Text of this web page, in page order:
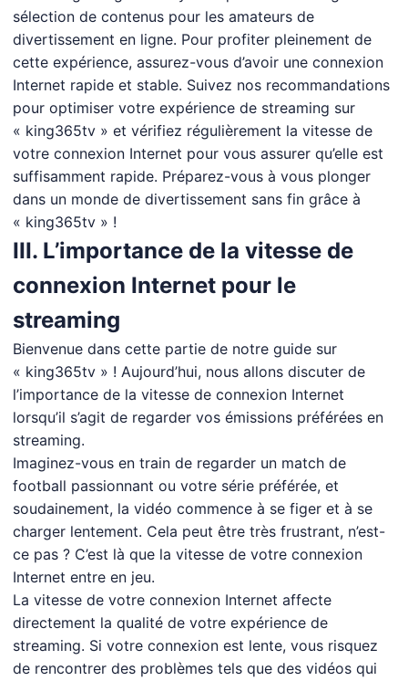
sélection de contenus pour les amateurs de
divertissement en ligne. Pour profiter pleinement de
cette expérience, assurez-vous d’avoir une connexion
Internet rapide et stable. Suivez nos recommandations
pour optimiser votre expérience de streaming sur
« king365tv » et vérifiez régulièrement la vitesse de
votre connexion Internet pour vous assurer qu’elle est
suffisamment rapide. Préparez-vous à vous plonger
dans un monde de divertissement sans fin grâce à
« king365tv » !
III. L’importance de la vitesse de
connexion Internet pour le
streaming
Bienvenue dans cette partie de notre guide sur
« king365tv » ! Aujourd’hui, nous allons discuter de
l’importance de la vitesse de connexion Internet
lorsqu’il s’agit de regarder vos émissions préférées en
streaming.
Imaginez-vous en train de regarder un match de
football passionnant ou votre série préférée, et
soudainement, la vidéo commence à se figer et à se
charger lentement. Cela peut être très frustrant, n’est-
ce pas ? C’est là que la vitesse de votre connexion
Internet entre en jeu.
La vitesse de votre connexion Internet affecte
directement la qualité de votre expérience de
streaming. Si votre connexion est lente, vous risquez
de rencontrer des problèmes tels que des vidéos qui